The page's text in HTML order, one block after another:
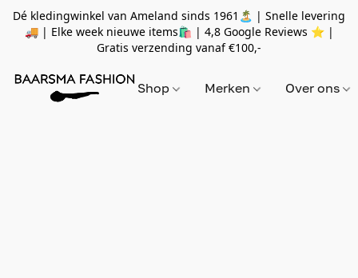
Dé kledingwinkel van Ameland sinds 1961🏝 | Snelle levering
🚚 | Elke week nieuwe items🛍 | 4,8 Google Reviews ⭐️ |
Gratis verzending vanaf€100,-
Shop Merken Over ons